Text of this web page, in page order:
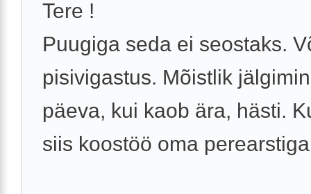
Tere !
Puugiga seda ei seostaks.
pisivigastus. Mõistlik
päeva, kui kaob ära, hästi.
siis koostöö oma